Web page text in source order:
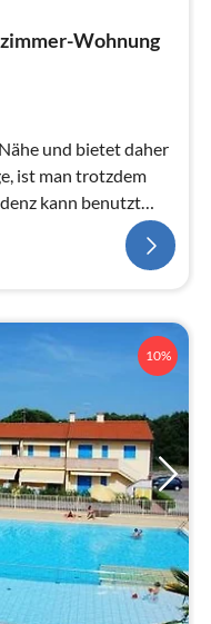
Wohnung
und bietet daher
ist man trotzdem
kann benutzt
10%